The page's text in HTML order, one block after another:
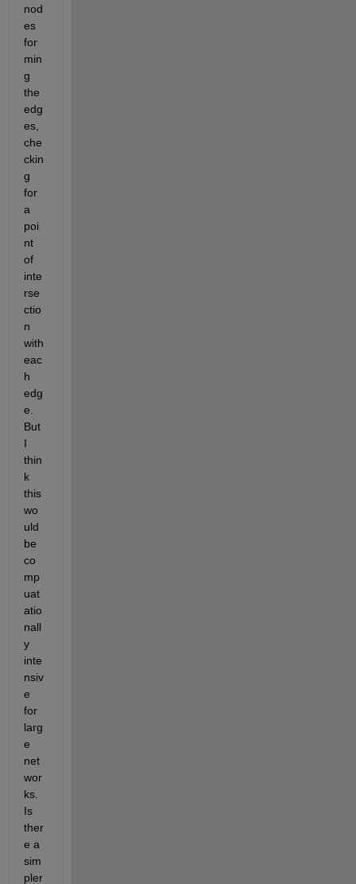
nod
es
for
min
g
the
edg
es,
che
ckin
g
for
a
poi
nt
of
inte
rse
ctio
n
with
eac
h
edg
e.
But
I
thin
k
this
wo
uld
be
co
mp
uat
atio
nall
y
inte
nsiv
e
for
larg
e
net
wor
ks.
Is
ther
e a
sim
pler